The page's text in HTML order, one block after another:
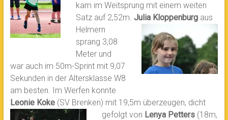
kam im Weitsprung mit einem weiten
Satz auf 2,52m. Julia Kloppenburgaus
Helmern
sprang 3,08
Meter und
war auch im 50m-Sprint mit 9,07
Sekunden in der Altersklasse W8
am besten. Im Werfen konnte
Leonie Koke(SV Brenken) mit 19,5m überzeugen, dicht
gefolgt von Lenya Petters(18m,